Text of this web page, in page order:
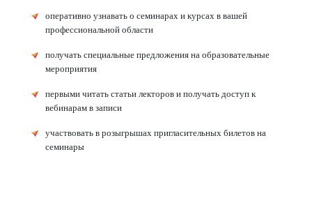
оперативно узнавать о семинарах и курсах в вашей
профессиональной области
получать специальные предложения на образовательные
мероприятия
первыми читать статьи лекторов и получать доступ к
вебинарам в записи
участвовать в розыгрышах пригласительных билетов на
семинары